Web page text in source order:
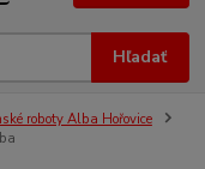
Hľadať
roboty Alba Hořovice